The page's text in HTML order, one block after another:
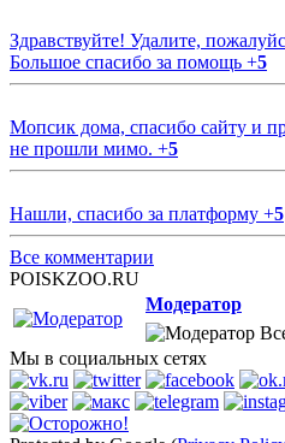
Здравствуйте! Удалите,
Большое спасибо за помощь +5
Мопсик дома, спасибо сайту и
не прошли мимо. +5
Нашли, спасибо за платформу +5
Все комментарии
POISKZOO.RU
Модератор
Мы в социальных сетях